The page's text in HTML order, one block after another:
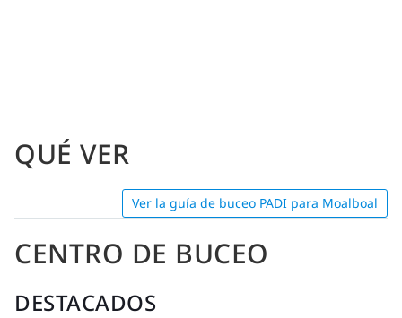
QUÉ VER
Ver la guía de buceo PADI para Moalboal
CENTRO DE BUCEO
DESTACADOS